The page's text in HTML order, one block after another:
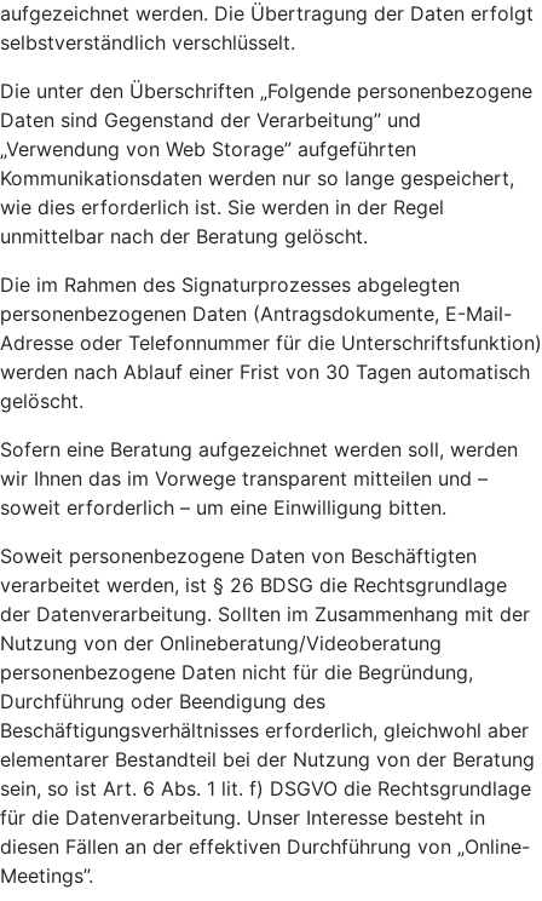
aufgezeichnet werden. Die Übertragung der Daten erfolgt
selbstverständlich verschlüsselt.
Die unter den Überschriften „Folgende personenbezogene
Daten sind Gegenstand der Verarbeitung” und
„Verwendung von Web Storage” aufgeführten
Kommunikationsdaten werden nur so lange gespeichert,
wie dies erforderlich ist. Sie werden in der Regel
unmittelbar nach der Beratung gelöscht.
Die im Rahmen des Signaturprozesses abgelegten
personenbezogenen Daten (Antragsdokumente, E-Mail-
Adresse oder Telefonnummer für die Unterschriftsfunktion)
werden nach Ablauf einer Frist von 30 Tagen automatisch
gelöscht.
Sofern eine Beratung aufgezeichnet werden soll, werden
wir Ihnen das im Vorwege transparent mitteilen und –
soweit erforderlich – um eine Einwilligung bitten.
Soweit personenbezogene Daten von Beschäftigten
verarbeitet werden, ist § 26 BDSG die Rechtsgrundlage
der Datenverarbeitung. Sollten im Zusammenhang mit der
Nutzung von der Onlineberatung/Videoberatung
personenbezogene Daten nicht für die Begründung,
Durchführung oder Beendigung des
Beschäftigungsverhältnisses erforderlich, gleichwohl aber
elementarer Bestandteil bei der Nutzung von der Beratung
sein, so ist Art. 6 Abs. 1 lit. f) DSGVO die Rechtsgrundlage
für die Datenverarbeitung. Unser Interesse besteht in
diesen Fällen an der effektiven Durchführung von „Online-
Meetings”.